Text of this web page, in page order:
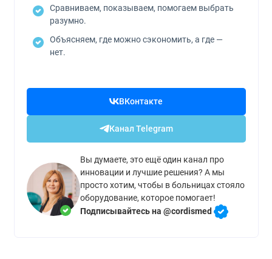
Сравниваем, показываем, помогаем выбрать
разумно.
Объясняем, где можно сэкономить, а где —
нет.
ВКонтакте
Канал Telegram
Вы думаете, это ещё один канал про
инновации и лучшие решения? А мы
просто хотим, чтобы в больницах стояло
оборудование, которое помогает!
Подписывайтесь на @cordismed